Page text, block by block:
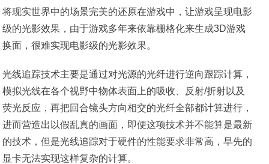
将现实世界中的场景完美的还原在游戏中，让游戏呈现电影
级的光影效果，由于游戏多年来依靠栅格化来生成3D游戏
换面，很难实现电影级的光影效果。
光线追踪技术主要是通过对光源的光纤进行逆向跟踪计算，
模拟光线在各个视野中物体表面上的吸收、反射/折射以及
荧光反应，再把回合镜头方向相交的光纤全部都计算进行，
进而营造出以假乱真的画面，即便这项技术并不能算是最新
的技术，但是光线追踪对于硬件的性能要求非常高，早先的
显卡无法实现这样复杂的计算。